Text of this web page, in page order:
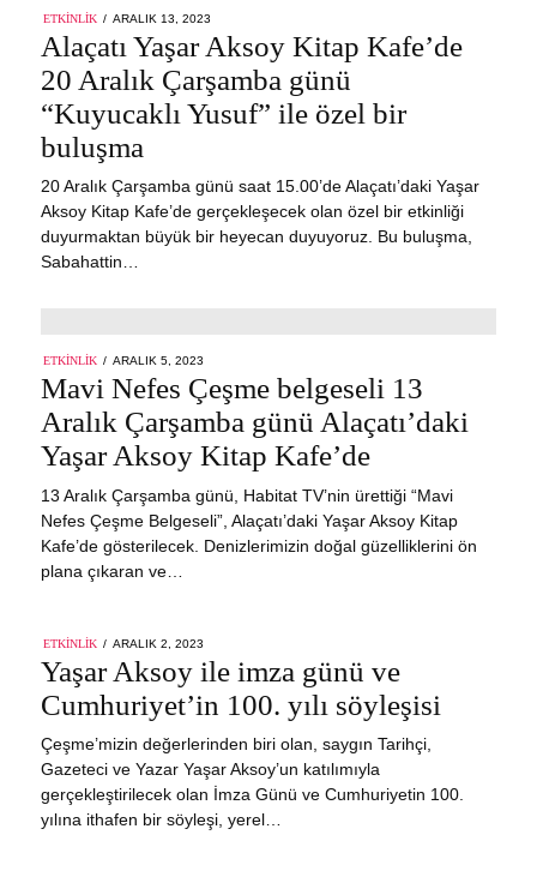
ETKINLIK
POSTED
ARALIK 13, 2023
Alaçatı Yaşar Aksoy Kitap Kafe’de
20 Aralık Çarşamba günü
“Kuyucaklı Yusuf” ile özel bir
buluşma
20 Aralık Çarşamba günü saat 15.00’de Alaçatı’daki Yaşar
Aksoy Kitap Kafe’de gerçekleşecek olan özel bir etkinliği
duyurmaktan büyük bir heyecan duyuyoruz. Bu buluşma,
Sabahattin…
ETKINLIK
POSTED
ON
ARALIK 5, 2023
5,
2023
Mavi Nefes Çeşme belgeseli 13
Aralık Çarşamba günü Alaçatı’daki
Yaşar Aksoy Kitap Kafe’de
13 Aralık Çarşamba günü, Habitat TV’nin ürettiği “Mavi
Nefes Çeşme Belgeseli”, Alaçatı’daki Yaşar Aksoy Kitap
Kafe’de gösterilecek. Denizlerimizin doğal güzelliklerini ön
plana çıkaran ve…
ETKINLIK
POSTED
ON
ARALIK 2, 2023
2,
2023
Yaşar Aksoy ile imza günü ve
Cumhuriyet’in 100. yılı söyleşisi
Çeşme’mizin değerlerinden biri olan, saygın Tarihçi,
Gazeteci ve Yazar Yaşar Aksoy’un katılımıyla
gerçekleştirilecek olan İmza Günü ve Cumhuriyetin 100.
yılına ithafen bir söyleşi, yerel…